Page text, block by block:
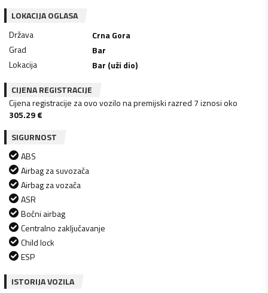
LOKACIJA OGLASA
Država
Crna Gora
Grad
Bar
Lokacija
Bar (uži dio)
CIJENA REGISTRACIJE
Cijena registracije za ovo vozilo na premijski razred 7 iznosi oko
305.29€
SIGURNOST
ABS
Airbag za suvozača
Airbag za vozača
ASR
Bočni airbag
Centralno zaključavanje
Child lock
ESP
ISTORIJA VOZILA